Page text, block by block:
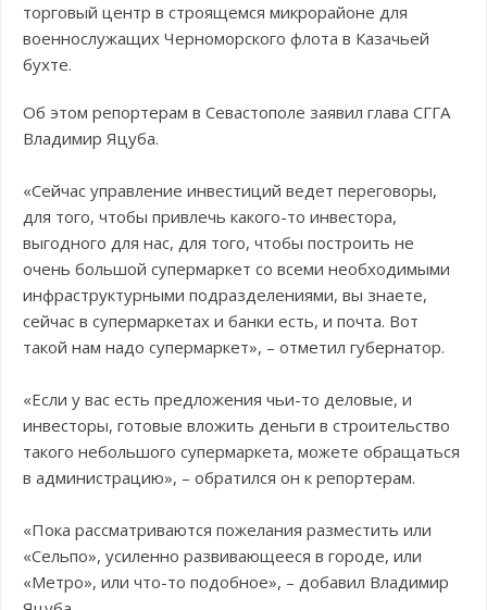
торговый центр в строящемся микрорайоне для
военнослужащих Черноморского флота в Казачьей
бухте.
Об этом репортерам в Севастополе заявил глава СГГА
Владимир Яцуба.
«Сейчас управление инвестиций ведет переговоры,
для того, чтобы привлечь какого-то инвестора,
выгодного для нас, для того, чтобы построить не
очень большой супермаркет со всеми необходимыми
инфраструктурными подразделениями, вы знаете,
сейчас в супермаркетах и банки есть, и почта. Вот
такой нам надо супермаркет», – отметил губернатор.
«Если у вас есть предложения чьи-то деловые, и
инвесторы, готовые вложить деньги в строительство
такого небольшого супермаркета, можете обращаться
в администрацию», – обратился он к репортерам.
«Пока рассматриваются пожелания разместить или
«Сельпо», усиленно развивающееся в городе, или
«Метро», или что-то подобное», – добавил Владимир